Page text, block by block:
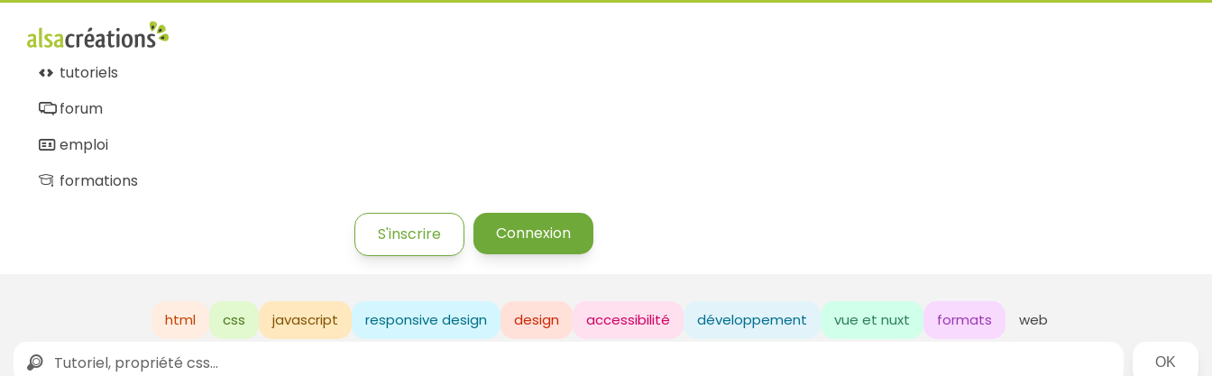
tutoriels
forum
emploi
formations
S'inscrire Connexion
html css javascript responsive design design accessibilité développement vue et nuxt formats web
Rechercher